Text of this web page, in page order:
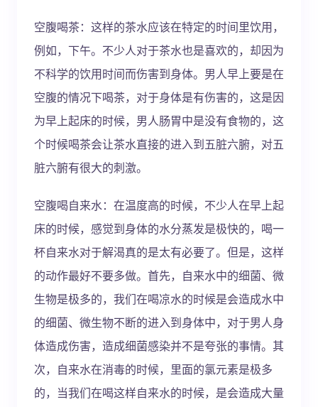
空腹喝茶：这样的茶水应该在特定的时间里饮用，
例如，下午。不少人对于茶水也是喜欢的，却因为
不科学的饮用时间而伤害到身体。男人早上要是在
空腹的情况下喝茶，对于身体是有伤害的，这是因
为早上起床的时候，男人肠胃中是没有食物的，这
个时候喝茶会让茶水直接的进入到五脏六腑，对五
脏六腑有很大的刺激。
空腹喝自来水：在温度高的时候，不少人在早上起
床的时候，感觉到身体的水分蒸发是极快的，喝一
杯自来水对于解渴真的是太有必要了。但是，这样
的动作最好不要多做。首先，自来水中的细菌、微
生物是极多的，我们在喝凉水的时候是会造成水中
的细菌、微生物不断的进入到身体中，对于男人身
体造成伤害，造成细菌感染并不是夸张的事情。其
次，自来水在消毒的时候，里面的氯元素是极多
的，当我们在喝这样自来水的时候，是会造成大量